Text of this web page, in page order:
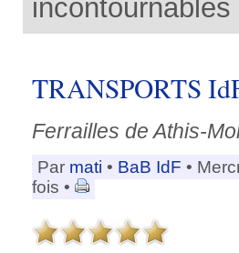
TRANSPORTS
Ferrailles de Athis-
Par mati • BaB IdF •
fois •